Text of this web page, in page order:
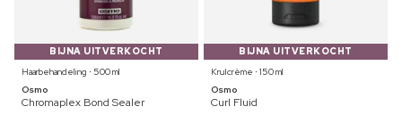
BIJNA UITVERKOCHT
Haarbehandeling ⋅ 500 ml
Osmo
Chromaplex Bond Sealer
BIJNA UITVERKOCHT
Krulcrème ⋅ 150 ml
Osmo
Curl Fluid